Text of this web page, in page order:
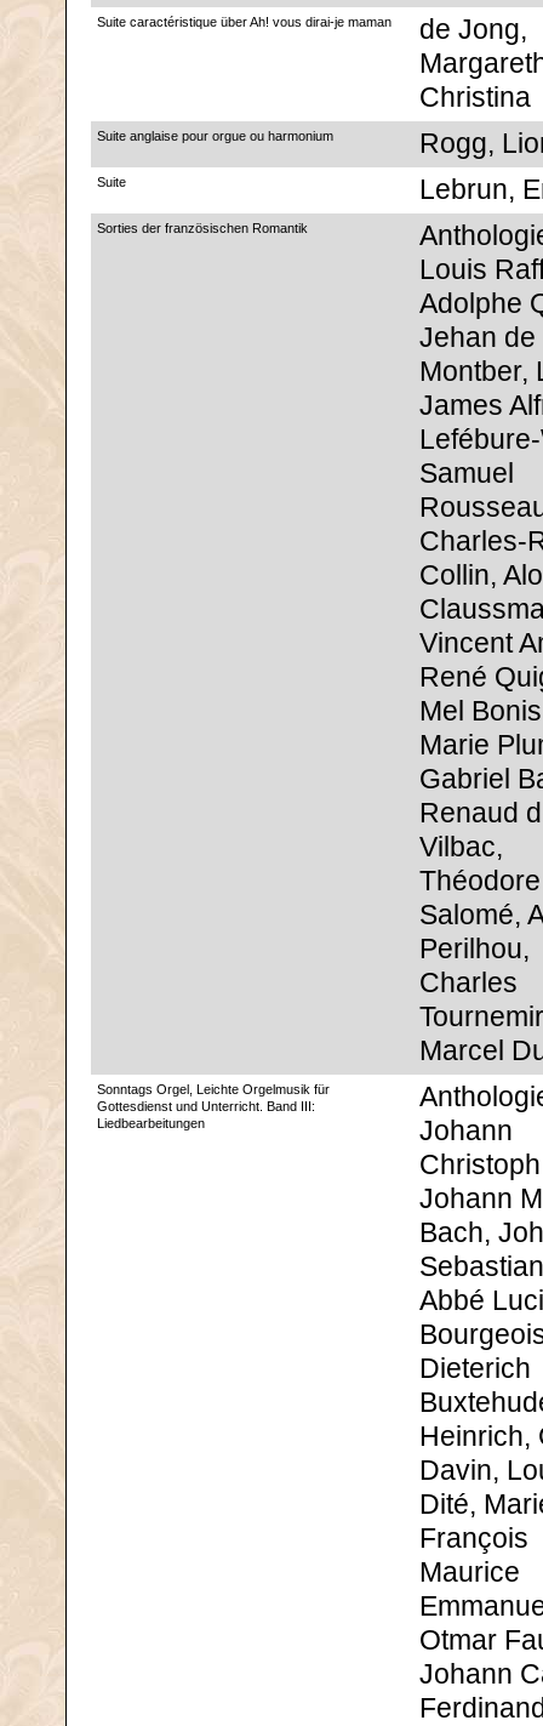
Suite caractéristique über Ah! vous dirai-je maman
de Jong,
Christina
Suite anglaise pour orgue ou harmonium Rogg,
Suite Lebrun,
Sorties der französischen Romantik
Louis
Adolphe
Jehan de
Montber,
James
Samuel
Charles-
Collin,
Vincent
René
Mel
Marie
Gabriel
Renaud
Vilbac,
Théodore
Salomé,
Perilhou,
Charles
Marcel
Sonntags Orgel, Leichte Orgelmusik für
Gottesdienst und Unterricht. Band III:
Liedbearbeitungen
Johann
Johann
Bach,
Abbé
Dieterich
Heinrich,
Davin,
Dité,
François
Maurice
Otmar
Johann